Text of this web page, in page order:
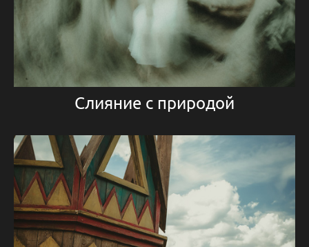
Слияние с природой